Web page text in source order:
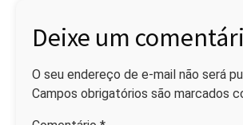
Deixe um
O seu endereço de e-mail não será
Campos obrigatórios são marcados